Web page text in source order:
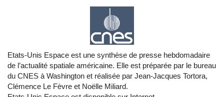
Etats-Unis Espace est une synthèse de presse hebdomadaire
de l’actualité spatiale américaine. Elle est préparée par le bureau
du CNES à Washington et réalisée par Jean-Jacques Tortora,
Clémence Le Fèvre et Noëlle Miliard.